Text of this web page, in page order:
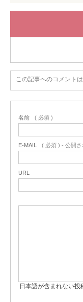
この記事へのコメント
名前 ( 必須 )
E-MAIL ( 必須 ) - 公開さ
URL
日本語が含まれない